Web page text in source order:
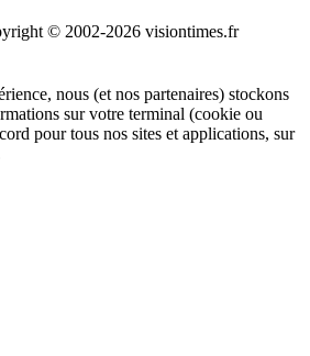
© 2002-2026 visiontimes.fr
nous (et nos partenaires) stockons
sur votre terminal (cookie ou
pour tous nos sites et applications, sur